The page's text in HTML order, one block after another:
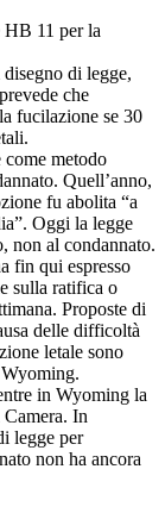
HB 11 per la
di legge,
che
fucilazione se 30
metodo
Quell’anno,
fu abolita “a
Oggi la legge
non al condannato.
fin qui espresso
sulla ratifica o
Proposte di
delle difficoltà
letale sono
Wyoming.
in Wyoming la
Camera. In
legge per
non ha ancora